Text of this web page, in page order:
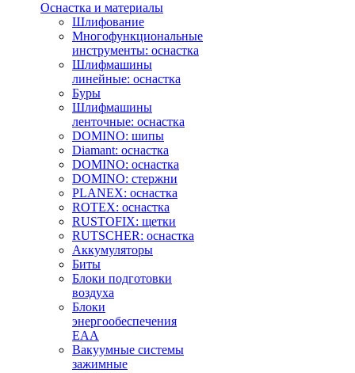
Оснастка и материалы
Шлифование
Многофункциональные
инструменты: оснастка
Шлифмашины
линейные: оснастка
Буры
Шлифмашины
ленточные: оснастка
DOMINO: шипы
Diamant: оснастка
DOMINO: оснастка
DOMINO: стержни
PLANEX: оснастка
ROTEX: оснастка
RUSTOFIX: щетки
RUTSCHER: оснастка
Аккумуляторы
Биты
Блоки подготовки
воздуха
Блоки
энергообеспечения
EAA
Вакуумные системы
зажимные